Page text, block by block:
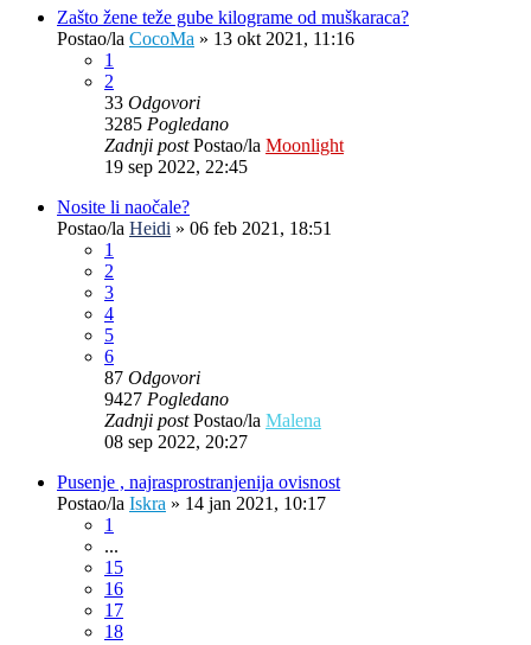
Zašto žene teže gube kilograme od muškaraca?
Postao/la CocoMa » 13 okt 2021, 11:16
1
2
33 Odgovori
3285 Pogledano
Zadnji postPostao/la Moonlight
19 sep 2022, 22:45
Nosite li naočale?
Postao/la Heidi » 06 feb 2021, 18:51
1
2
3
4
5
6
87 Odgovori
9427 Pogledano
Zadnji postPostao/la Malena
08 sep 2022, 20:27
Pusenje , najrasprostranjenija ovisnost
Postao/la Iskra » 14 jan 2021, 10:17
1
...
15
16
17
18